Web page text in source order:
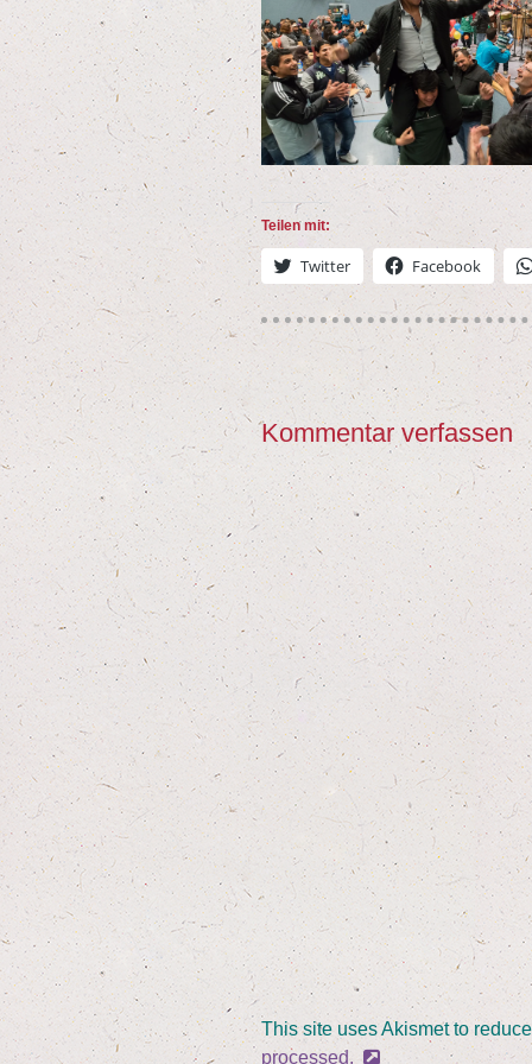
Tei­len mit:
Twit­ter Face­book
Kommentar verfassen
This site uses Akismet to
processed.